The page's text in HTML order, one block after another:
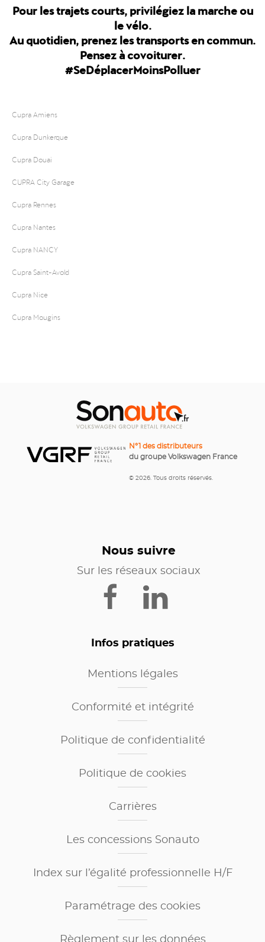
Pour les trajets courts, privilégiez la marche ou
le vélo.
Au quotidien, prenez les transports en commun.
Pensez à covoiturer.
#SeDéplacerMoinsPolluer
Cupra Amiens
Cupra Dunkerque
Cupra Douai
CUPRA City Garage
Cupra Rennes
Cupra Nantes
Cupra NANCY
Cupra Saint-Avold
Cupra Nice
Cupra Mougins
N°1 des distributeurs
du groupe Volkswagen France
© 2026. Tous droits réservés.
Nous suivre
Sur les réseaux sociaux
Infos pratiques
Mentions légales
Conformité et intégrité
Politique de confidentialité
Politique de cookies
Carrières
Les concessions Sonauto
Index sur l’égalité professionnelle H/F
Paramétrage des cookies
Règlement sur les données